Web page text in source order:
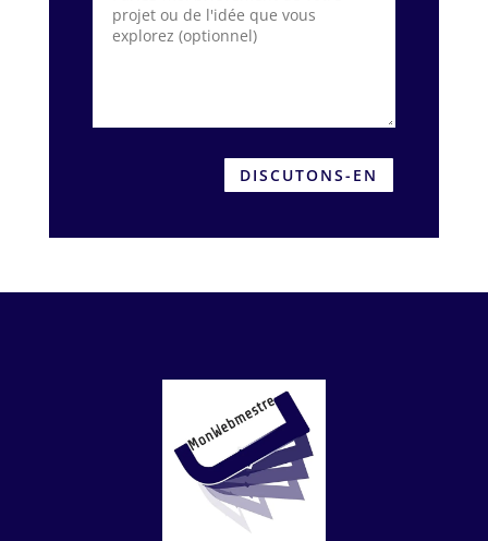
DISCUTONS-EN